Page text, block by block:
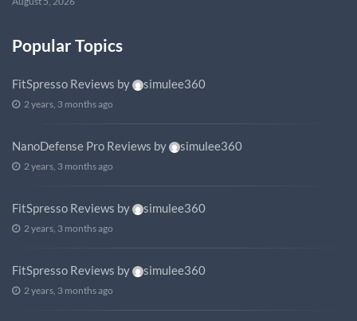
Popular Topics
FitSpresso Reviews by simulee360
2 years, 3 months ago
NanoDefense Pro Reviews by simulee360
2 years, 3 months ago
FitSpresso Reviews by simulee360
2 years, 3 months ago
FitSpresso Reviews by simulee360
2 years, 3 months ago